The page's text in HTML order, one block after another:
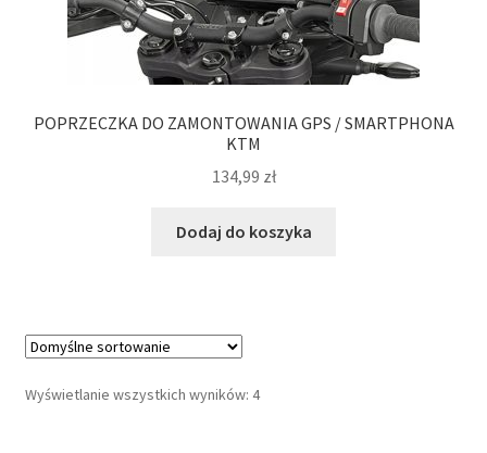
POPRZECZKA DO ZAMONTOWANIA GPS / SMARTPHONA
KTM
134,99 zł
Dodaj do koszyka
Wyświetlanie wszystkich wyników: 4